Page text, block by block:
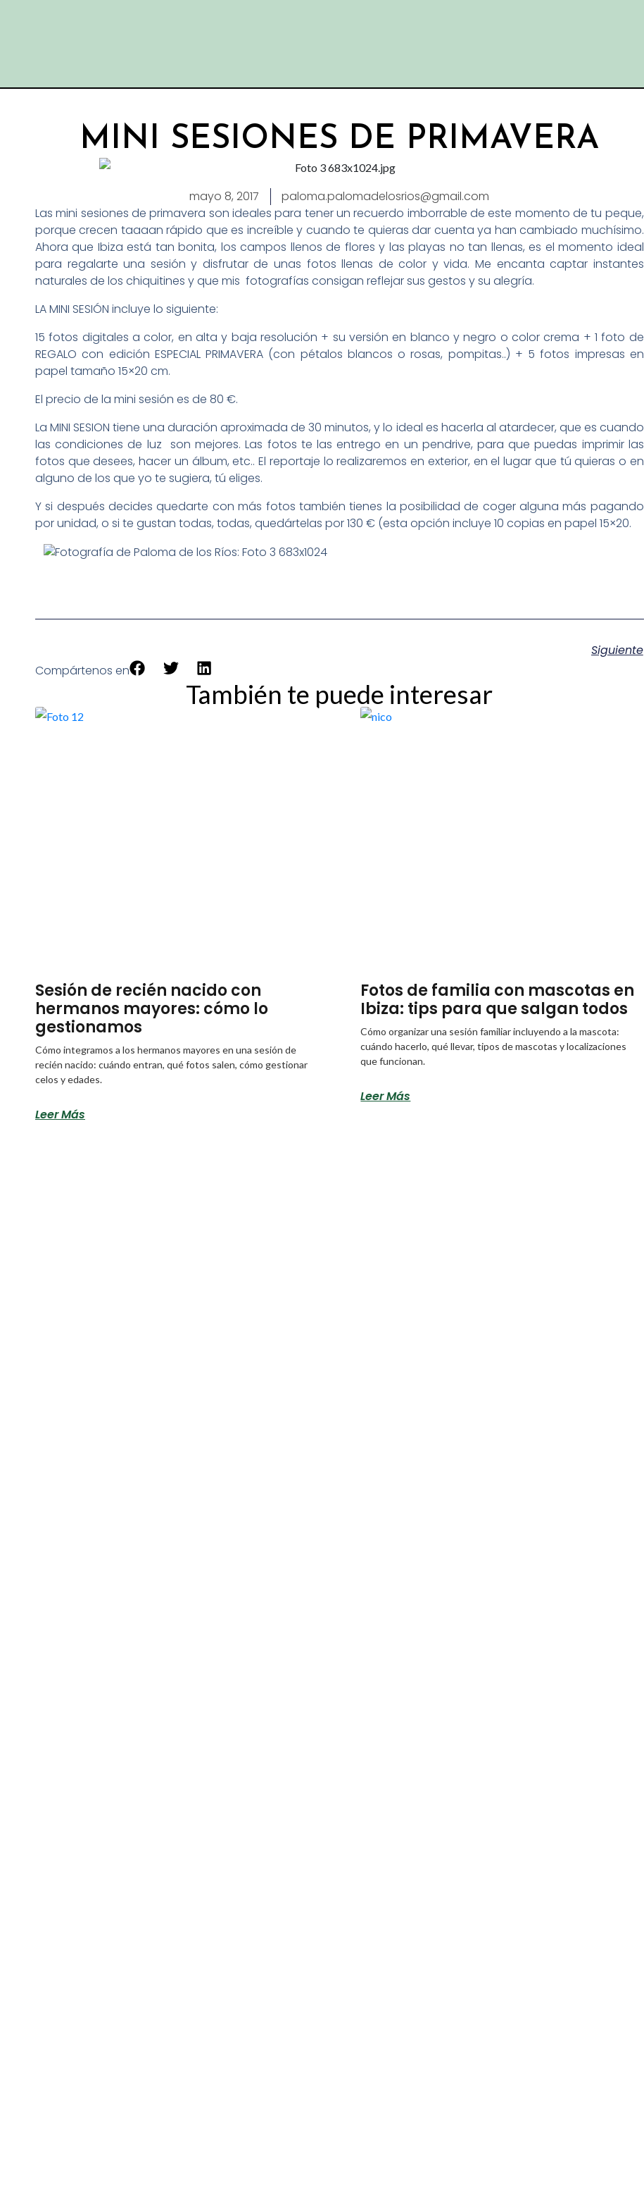
MINI SESIONES DE PRIMAVERA
mayo 8, 2017
paloma.palomadelosrios@gmail.com
Las mini sesiones de primavera son ideales para tener un recuerdo imborrable de este momento de tu peque,
porque crecen taaaan rápido que es increíble y cuando te quieras dar cuenta ya han cambiado muchísimo.
Ahora que Ibiza está tan bonita, los campos llenos de flores y las playas no tan llenas, es el momento ideal
para regalarte una sesión y disfrutar de unas fotos llenas de color y vida. Me encanta captar instantes
naturales de los chiquitines y que mis fotografías consigan reflejar sus gestos y su alegría.
LA MINI SESIÓN incluye lo siguiente:
15 fotos digitales a color, en alta y baja resolución + su versión en blanco y negro o color crema + 1 foto de
REGALO con edición ESPECIAL PRIMAVERA (con pétalos blancos o rosas, pompitas..) + 5 fotos impresas en
papel tamaño 15×20 cm.
El precio de la mini sesión es de 80 €.
La MINI SESION tiene una duración aproximada de 30 minutos, y lo ideal es hacerla al atardecer, que es cuando
las condiciones de luz son mejores. Las fotos te las entrego en un pendrive, para que puedas imprimir las
fotos que desees, hacer un álbum, etc.. El reportaje lo realizaremos en exterior, en el lugar que tú quieras o en
alguno de los que yo te sugiera, tú eliges.
Y si después decides quedarte con más fotos también tienes la posibilidad de coger alguna más pagando
por unidad, o si te gustan todas, todas, quedártelas por 130 € (esta opción incluye 10 copias en papel 15×20.
Siguiente
Compártenos en
También te puede interesar
Sesión de recién nacido con
hermanos mayores: cómo lo
gestionamos
Cómo integramos a los hermanos mayores en una sesión de
recién nacido: cuándo entran, qué fotos salen, cómo gestionar
celos y edades.
Leer Más
Fotos de familia con mascotas en
Ibiza: tips para que salgan todos
Cómo organizar una sesión familiar incluyendo a la mascota:
cuándo hacerlo, qué llevar, tipos de mascotas y localizaciones
que funcionan.
Leer Más